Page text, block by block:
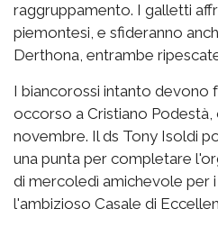
raggruppamento. I galletti
piemontesi, e sfideranno
Derthona, entrambe
I biancorossi intanto devono
occorso a Cristiano
novembre. Il ds Tony Isoldi
una punta per completare
di mercoledì amichevole per
l'ambizioso Casale di